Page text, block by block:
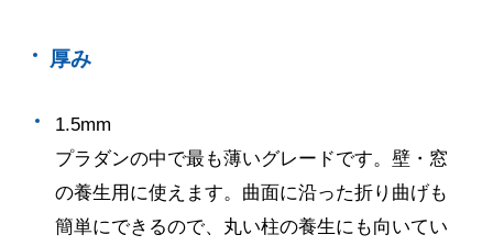
厚み
1.5mm
プラダンの中で最も薄いグレードです。壁・窓
の養生用に使えます。曲面に沿った折り曲げも
簡単にできるので、丸い柱の養生にも向いてい